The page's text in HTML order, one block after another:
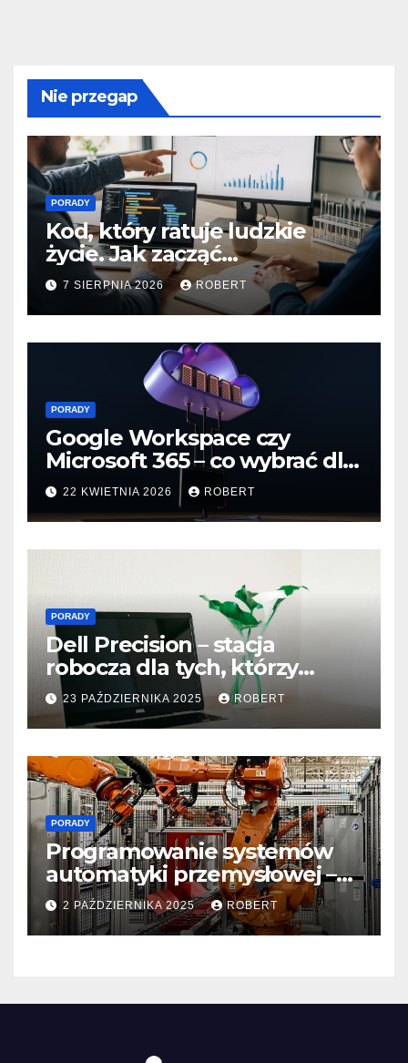
Nie przegap
PORADY
Kod, który ratuje ludzkie
życie. Jak zacząć
programować dla branży life
sciences?
7 SIERPNIA 2026 ROBERT
PORADY
Google Workspace czy
Microsoft 365 – co wybrać dla
małej firmy
22 KWIETNIA 2026 ROBERT
PORADY
Dell Precision – stacja
robocza dla tych, którzy
programują z pasją
23 PAŹDZIERNIKA 2025 ROBERT
PORADY
Programowanie systemów
automatyki przemysłowej –
nauka od podstaw
2 PAŹDZIERNIKA 2025 ROBERT